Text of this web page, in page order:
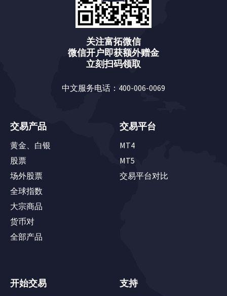
关注富拓微信
微信开户即获额外赠金
立刻扫码领取
中文服务电话：400-006-0069
交易产品
黄金、白银
股票
场外股票
全球指数
大宗商品
货币对
全部产品
交易平台
MT4
MT5
交易平台对比
开始交易 支持